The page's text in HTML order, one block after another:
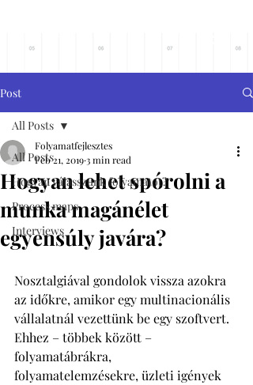
Post
All Posts
Hogyan válasszunk folyamatot?
Process maps
Interviews
All Posts
Hogyan lehet spórolni a
munka magánélet
egyensúly javára?
Folyamatfejlesztes
Feb 21, 20193 min read
Nosztalgiával gondolok vissza azokra
az időkre, amikor egy multinacionális
vállalatnál vezettünk be egy szoftvert.
Ehhez – többek között –
folyamatábrákra,
folyamatelemzésekre, üzleti igények